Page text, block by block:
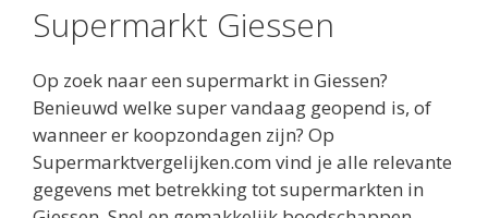
Supermarkt Giessen
Op zoek naar een supermarkt in Giessen?
Benieuwd welke super vandaag geopend is, of
wanneer er koopzondagen zijn? Op
Supermarktvergelijken.com vind je alle relevante
gegevens met betrekking tot supermarkten in